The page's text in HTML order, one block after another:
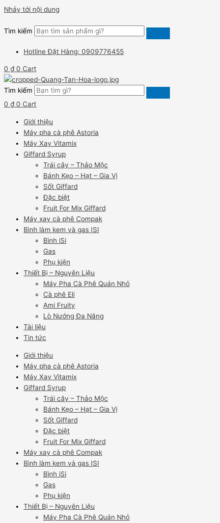
Nhảy tới nội dung
Tìm kiếm
Hotline Đặt Hàng: 0909776455
0 ₫ 0 Cart
Tìm kiếm
0 ₫ 0 Cart
Giới thiệu
Máy pha cà phê Astoria
Máy Xay Vitamix
Giffard Syrup
Trái cây – Thảo Mộc
Bánh Kẹo – Hạt – Gia Vị
Sốt Giffard
Đặc biệt
Fruit For Mix Giffard
Máy xay cà phê Compak
Bình làm kem và gas ISI
Bình iSi
Gas
Phụ kiện
Thiết Bị – Nguyên Liệu
Máy Pha Cà Phê Quán Nhỏ
Cà phê Eli
Ami Fruity
Lò Nướng Đa Năng
Tài liệu
Tin tức
Giới thiệu
Máy pha cà phê Astoria
Máy Xay Vitamix
Giffard Syrup
Trái cây – Thảo Mộc
Bánh Kẹo – Hạt – Gia Vị
Sốt Giffard
Đặc biệt
Fruit For Mix Giffard
Máy xay cà phê Compak
Bình làm kem và gas ISI
Bình iSi
Gas
Phụ kiện
Thiết Bị – Nguyên Liệu
Máy Pha Cà Phê Quán Nhỏ